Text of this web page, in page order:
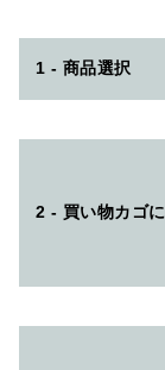
1 - 商品選択
2 - 買い物カゴ